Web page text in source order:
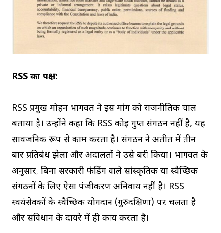
RSS का पक्ष:
RSS प्रमुख मोहन भागवत ने इस मांग को राजनीतिक चाल
बताया है। उन्होंने कहा कि RSS कोई गुप्त संगठन नहीं है, यह
सार्वजनिक रूप से काम करता है। संगठन ने अतीत में तीन
बार प्रतिबंध झेला और अदालतों ने उसे बरी किया। भागवत के
अनुसार, बिना सरकारी फंडिंग वाले सांस्कृतिक या स्वैच्छिक
संगठनों के लिए ऐसा पंजीकरण अनिवार्य नहीं है। RSS
स्वयंसेवकों के स्वैच्छिक योगदान (गुरुदक्षिणा) पर चलता है
और संविधान के दायरे में ही कार्य करता है।